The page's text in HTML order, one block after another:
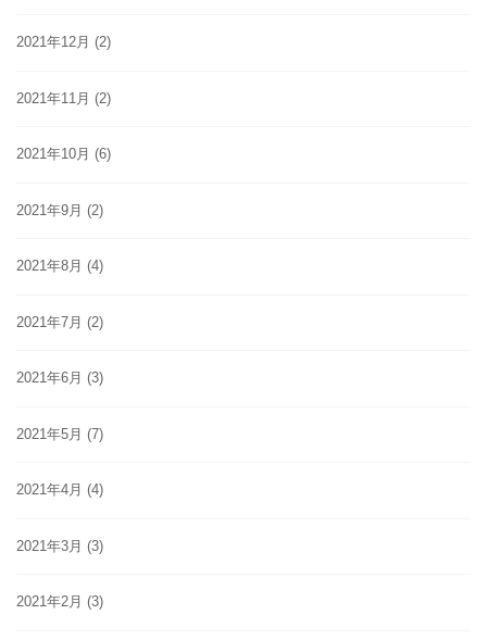
2021年12月 (2)
2021年11月 (2)
2021年10月 (6)
2021年9月 (2)
2021年8月 (4)
2021年7月 (2)
2021年6月 (3)
2021年5月 (7)
2021年4月 (4)
2021年3月 (3)
2021年2月 (3)